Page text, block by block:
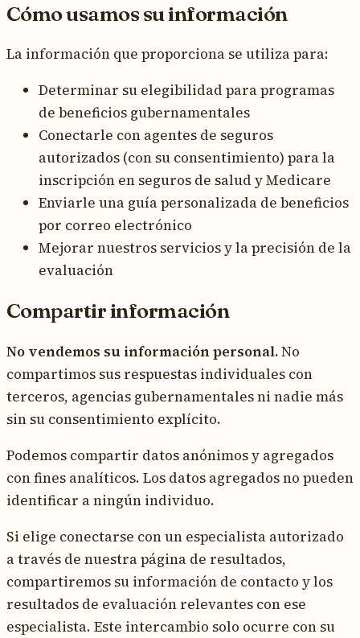
Cómo usamos su información
La información que proporciona se utiliza para:
Determinar su elegibilidad para programas
de beneficios gubernamentales
Conectarle con agentes de seguros
autorizados (con su consentimiento) para la
inscripción en seguros de salud y Medicare
Enviarle una guía personalizada de beneficios
por correo electrónico
Mejorar nuestros servicios y la precisión de la
evaluación
Compartir información
No vendemos su información personal.No
compartimos sus respuestas individuales con
terceros, agencias gubernamentales ni nadie más
sin su consentimiento explícito.
Podemos compartir datos anónimos y agregados
con fines analíticos. Los datos agregados no pueden
identificar a ningún individuo.
Si elige conectarse con un especialista autorizado
a través de nuestra página de resultados,
compartiremos su información de contacto y los
resultados de evaluación relevantes con ese
especialista. Este intercambio solo ocurre con su